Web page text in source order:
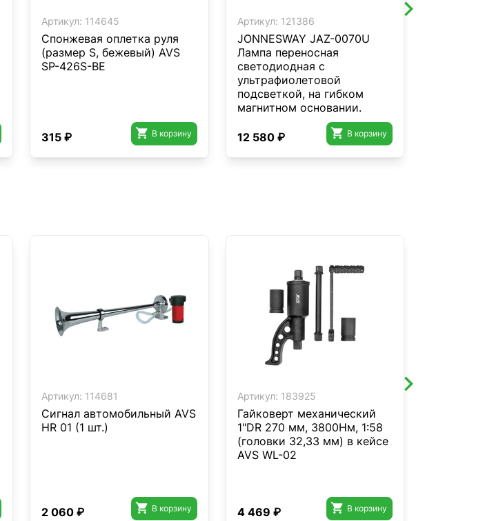
Артикул: 114645
Спонжевая оплетка руля
(размер S, бежевый) AVS
SP-426S-BE
315 ₽  В корзину
Артикул: 121386
JONNESWAY JAZ-0070U
Лампа переносная
светодиодная с
ультрафиолетовой
подсветкой, на гибком
магнитном основании.
12 580 ₽  В корзину
Артикул: 114681
Сигнал автомобильный AVS
HR 01 (1 шт.)
2 060 ₽  В корзину
Артикул: 183925
Гайковерт механический
1"DR 270 мм, 3800Нм, 1:58
(головки 32,33 мм) в кейсе
AVS WL-02
4 469 ₽  В корзину